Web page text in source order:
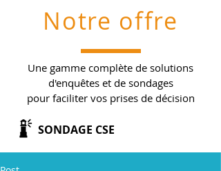
SONDAGE CSE
Notre offre
Une gamme complète de solutions
d'enquêtes et de sondages
pour faciliter vos prises de décision